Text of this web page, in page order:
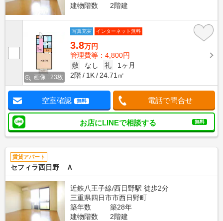
建物階数
2階建
画像 : 23枚
写真充実 インターネット無料
3.8万円
管理費等：4,800円
敷
なし 礼
1ヶ月
2階
1K 24.71㎡
空室確認 無料 電話で問合せ
お店にLINEで相談する 無料
賃貸アパート
セフィラ西日野 Ａ
近鉄八王子線/西日野駅 徒歩2分
三重県四日市市西日野町
築年数
築28年
建物階数
2階建